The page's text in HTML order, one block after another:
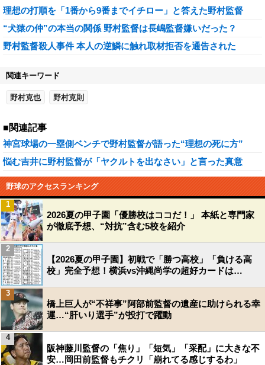
理想の打順を「1番から9番までイチロー」と答えた野村監督
“犬猿の仲”の本当の関係 野村監督は長嶋監督嫌いだった？
野村監督殺人事件 本人の逆鱗に触れ取材拒否を通告された
関連キーワード
野村克也 野村克則
■関連記事
神宮球場の一塁側ベンチで野村監督が語った“理想の死に方”
悩む吉井に野村監督が「ヤクルトを出なさい」と言った真意
野球のアクセスランキング
2026夏の甲子園「優勝校はココだ！」 本紙と専門家
が徹底予想、“対抗”含む5校を紹介
1
【2026夏の甲子園】初戦で「勝つ高校」「負ける高
校」完全予想！横浜vs沖縄尚学の超好カードは…
2
橋上巨人が“不祥事”阿部前監督の遺産に助けられる幸
運…“肝いり選手”が投打で躍動
3
阪神藤川監督の「焦り」「短気」「采配」に大きな不
安…岡田前監督もチクリ「崩れてる感じするわ」
4